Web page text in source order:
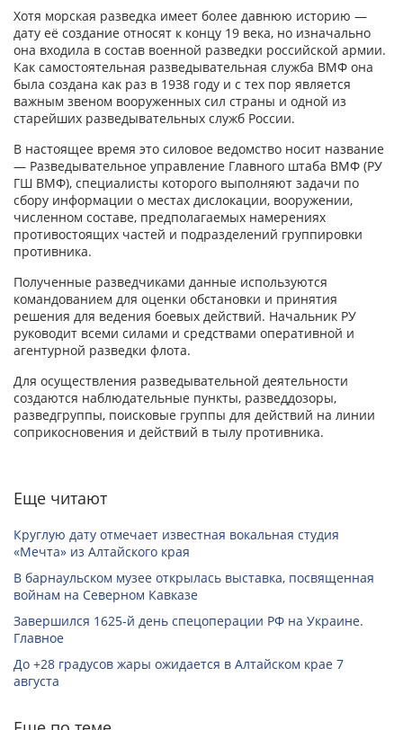
Хотя морская разведка имеет более давнюю историю —
дату её создание относят к концу 19 века, но изначально
она входила в состав военной разведки российской армии.
Как самостоятельная разведывательная служба ВМФ она
была создана как раз в 1938 году и с тех пор является
важным звеном вооруженных сил страны и одной из
старейших разведывательных служб России.
В настоящее время это силовое ведомство носит название
— Разведывательное управление Главного штаба ВМФ (РУ
ГШ ВМФ), специалисты которого выполняют задачи по
сбору информации о местах дислокации, вооружении,
численном составе, предполагаемых намерениях
противостоящих частей и подразделений группировки
противника.
Полученные разведчиками данные используются
командованием для оценки обстановки и принятия
решения для ведения боевых действий. Начальник РУ
руководит всеми силами и средствами оперативной и
агентурной разведки флота.
Для осуществления разведывательной деятельности
создаются наблюдательные пункты, разведдозоры,
разведгруппы, поисковые группы для действий на линии
соприкосновения и действий в тылу противника.
Еще читают
Круглую дату отмечает известная вокальная студия
«Мечта» из Алтайского края
В барнаульском музее открылась выставка, посвященная
войнам на Северном Кавказе
Завершился 1625-й день спецоперации РФ на Украине.
Главное
До +28 градусов жары ожидается в Алтайском крае 7
августа